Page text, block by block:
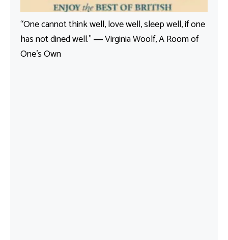
“One cannot think well, love well, sleep well, if one
has not dined well.” ― Virginia Woolf, A Room of
One’s Own